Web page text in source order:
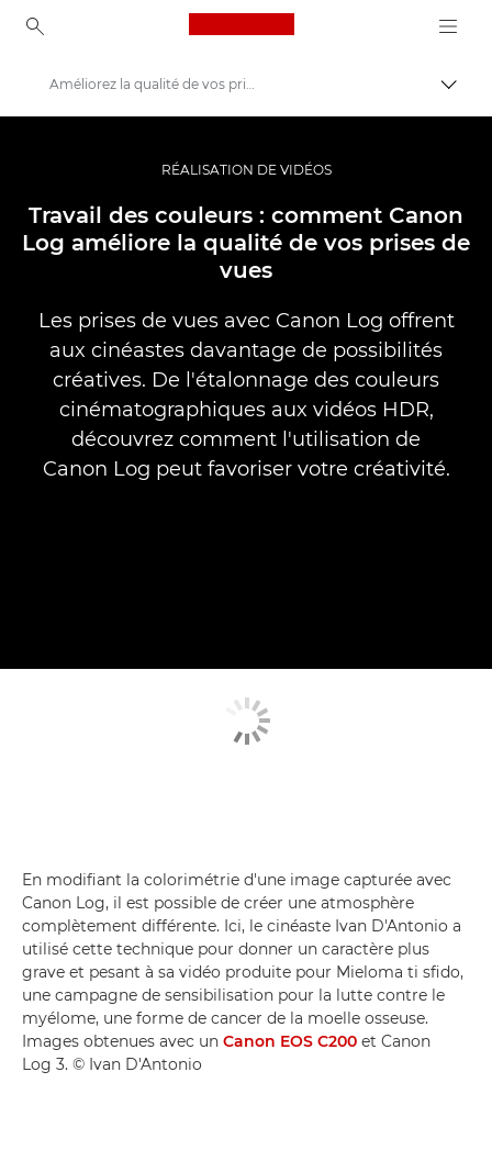
Canon Logo, back to
Vidéo et photographie professionnelles
Histoires
Améliorez la qualité de vos prises de vues avec Canon Log
RÉALISATION DE VIDÉOS
Travail des couleurs : comment Canon
Log améliore la qualité de vos prises de
vues
Les prises de vues avec Canon Log offrent
aux cinéastes davantage de possibilités
créatives. De l'étalonnage des couleurs
cinématographiques aux vidéos HDR,
découvrez comment l'utilisation de
Canon Log peut favoriser votre créativité.
En modifiant la colorimétrie d'une image capturée avec
Canon Log, il est possible de créer une atmosphère
complètement différente. Ici, le cinéaste Ivan D'Antonio a
utilisé cette technique pour donner un caractère plus
grave et pesant à sa vidéo produite pour Mieloma ti sfido,
une campagne de sensibilisation pour la lutte contre le
myélome, une forme de cancer de la moelle osseuse.
Images obtenues avec un Canon EOS C200 et Canon
Log 3. © Ivan D'Antonio